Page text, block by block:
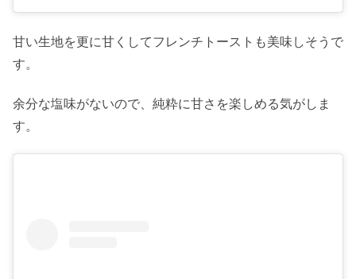
甘い生地を更に甘くしてフレンチトーストも美味しそうで
す。
余分な塩味がないので、純粋に甘さを楽しめる気がしま
す。